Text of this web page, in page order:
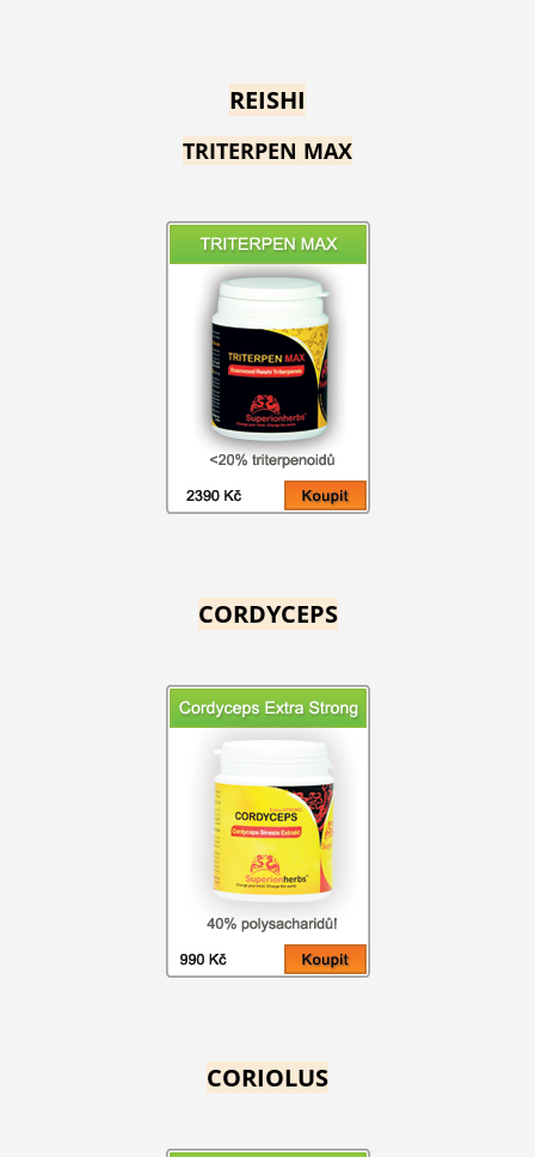
REISHI
TRITERPEN MAX
CORDYCEPS
CORIOLUS